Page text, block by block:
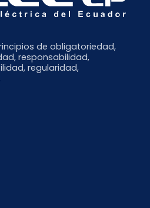
de obligatoriedad,
responsabilidad,
regularidad,